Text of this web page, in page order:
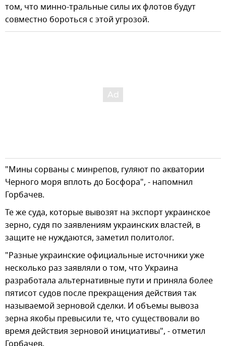
том, что минно-тральные силы их флотов будут
совместно бороться с этой угрозой.
"Мины сорваны с минрепов, гуляют по акватории
Черного моря вплоть до Босфора", - напомнил
Горбачев.
Те же суда, которые вывозят на экспорт украинское
зерно, судя по заявлениям украинских властей, в
защите не нуждаются, заметил политолог.
"Разные украинские официальные источники уже
несколько раз заявляли о том, что Украина
разработала альтернативные пути и приняла более
пятисот судов после прекращения действия так
называемой зерновой сделки. И объемы вывоза
зерна якобы превысили те, что существовали во
время действия зерновой инициативы", - отметил